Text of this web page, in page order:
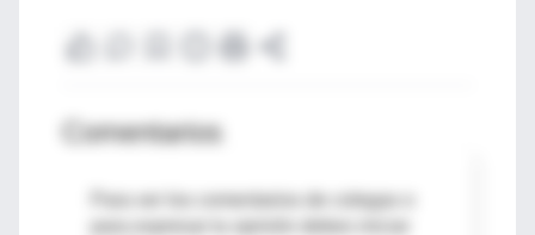
Comentarios
Para ver los comentarios de colegas o